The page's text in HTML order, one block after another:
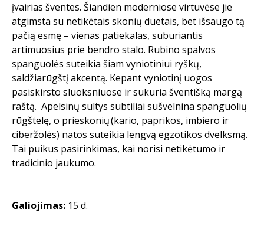
įvairias šventes. Šiandien moderniose virtuvėse jie
atgimsta su netikėtais skonių duetais, bet išsaugo tą
pačią esmę – vienas patiekalas, suburiantis
artimuosius prie bendro stalo. Rubino spalvos
spanguolės suteikia šiam vyniotiniui ryškų,
saldžiarūgštį akcentą. Kepant vyniotinį uogos
pasiskirsto sluoksniuose ir sukuria šventišką margą
raštą. Apelsinų sultys subtiliai sušvelnina spanguolių
rūgštelę, o prieskonių (kario, paprikos, imbiero ir
ciberžolės) natos suteikia lengvą egzotikos dvelksmą.
Tai puikus pasirinkimas, kai norisi netikėtumo ir
tradicinio jaukumo.
Galiojimas: 15 d.